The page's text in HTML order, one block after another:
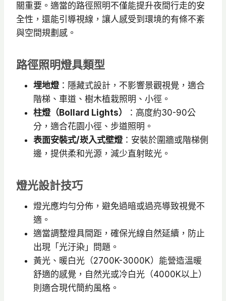
關重要。適當的路徑照明不僅能提升夜間行走的安
全性，還能引導視線，讓人感受到環境的有條不紊
與空間規劃感。
路徑照明燈具類型
埋地燈：隱藏式設計，不影響景觀視覺，適合
階梯、車道、樹木植栽照明、小徑。
柱燈（Bollard Lights）
：高度約30-90公
分，適合花園小徑、步道照明。
表面安裝式/崁入式壁燈：安裝於圍牆或階梯側
邊，提供柔和光源，減少直射眩光。
燈光設計技巧
燈光應均勻分佈，避免過暗或過亮導致視覺不
適。
適當調整燈具間距，確保光線自然延續，防止
出現「光汙染」問題。
黃光、暖白光（2700K-3000K）能營造溫暖
舒適的感覺，自然光或冷白光（4000K以上）
則適合現代簡約風格。